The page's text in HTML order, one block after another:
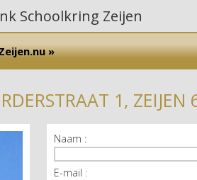
»
1, ZEIJEN
Naam :
E-mail :